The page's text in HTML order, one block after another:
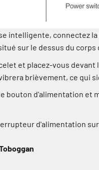
intelligente, connectez
sur le dessus du corps
et placez-vous
brièvement, ce qui
bouton d'alimentation et
d'alimentation